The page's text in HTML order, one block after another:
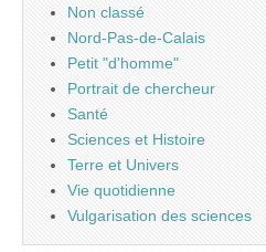
Non classé
Nord-Pas-de-Calais
Petit "d'homme"
Portrait de chercheur
Santé
Sciences et Histoire
Terre et Univers
Vie quotidienne
Vulgarisation des sciences